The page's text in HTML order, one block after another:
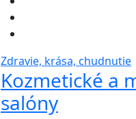
Zdravie, krása, chudnutie
Kozmetické a
salóny